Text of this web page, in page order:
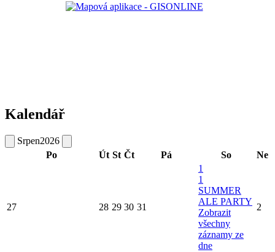
Kalendář
Srpen2026
Po
Út St Čt Pá So Ne
27 28 29 30 31
1
1
SUMMER
ALE PARTY
Zobrazit
všechny
záznamy ze
dne
2